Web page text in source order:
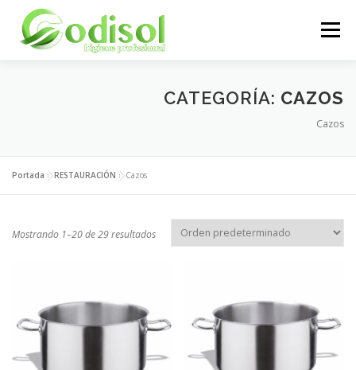
contenido
Menú
PRODUCTOS
CATEGORÍA: CAZOS
Cazos
Portada »RESTAURACIÓN »Cazos
Mostrando 1–20 de 29 resultados